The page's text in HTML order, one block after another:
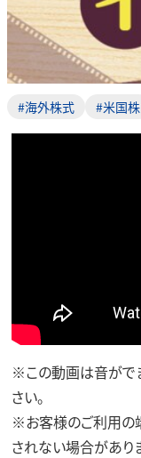
#海外株式 #米国株
※この動画は音がで
さい。
※お客様のご利用の
されない場合があり